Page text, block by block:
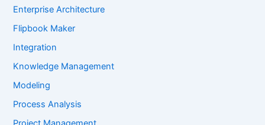
Enterprise Architecture
Flipbook Maker
Integration
Knowledge Management
Modeling
Process Analysis